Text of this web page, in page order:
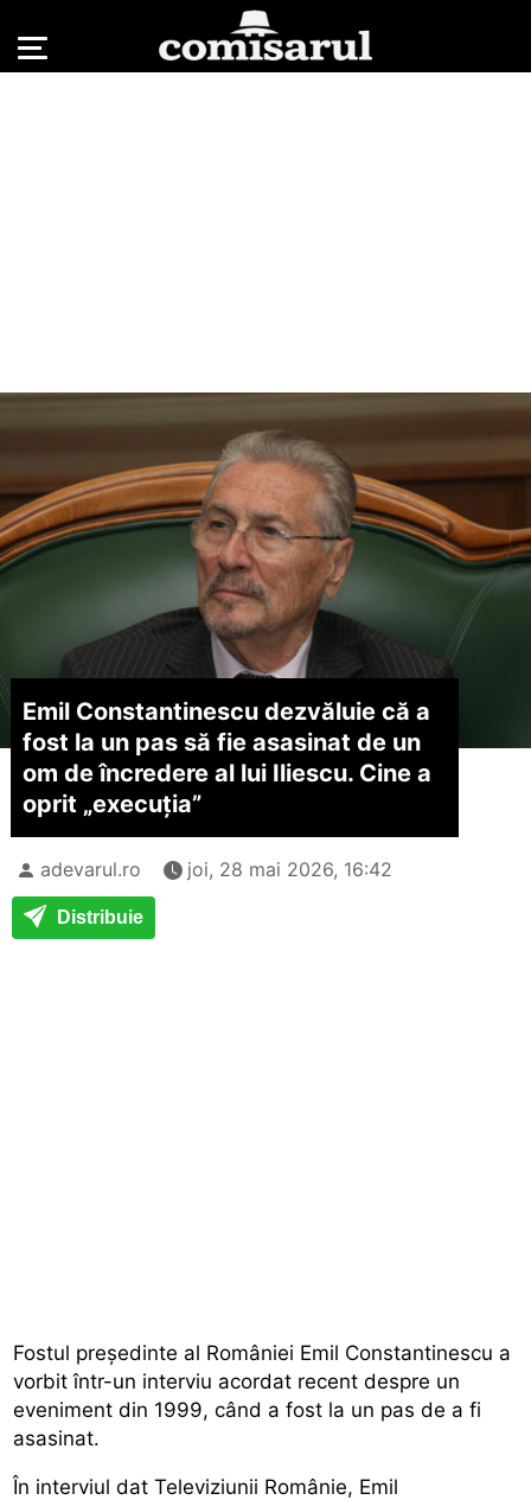
Emil Constantinescu dezvăluie că a
fost la un pas să fie asasinat de un
om de încredere al lui Iliescu. Cine a
oprit „execuția”
adevarul.ro joi, 28 mai 2026, 16:42
Distribuie
Fostul președinte al României Emil Constantinescu a
vorbit într-un interviu acordat recent despre un
eveniment din 1999, când a fost la un pas de a fi
asasinat.
În interviul dat Televiziunii Românie, Emil